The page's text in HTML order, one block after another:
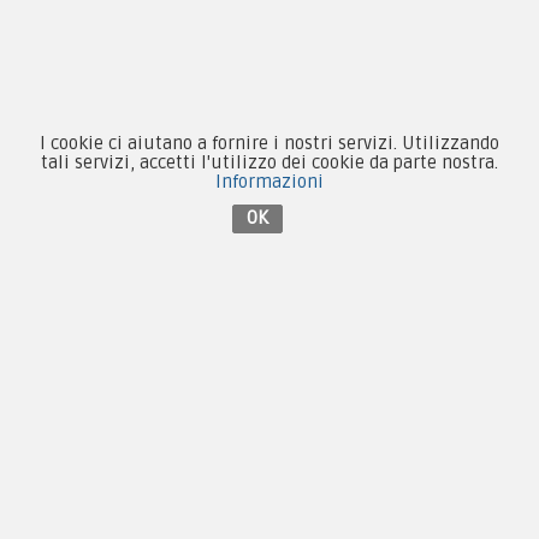
Forze Armate
Collezionismo e Vintage
I cookie ci aiutano a fornire i nostri servizi. Utilizzando
tali servizi, accetti l'utilizzo dei cookie da parte nostra.
Informazioni
OK